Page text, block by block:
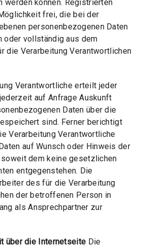
werden können. Registrierten
frei, die bei der
personenbezogenen Daten
oder vollständig aus dem
die Verarbeitung Verantwortlichen
Verantwortliche erteilt jeder
auf Anfrage Auskunft
Daten über die
sind. Ferner berichtigt
Verarbeitung Verantwortliche
auf Wunsch oder Hinweis der
dem keine gesetzlichen
entgegenstehen. Die
des für die Verarbeitung
der betroffenen Person in
als Ansprechpartner zur
über die Internetseite Die